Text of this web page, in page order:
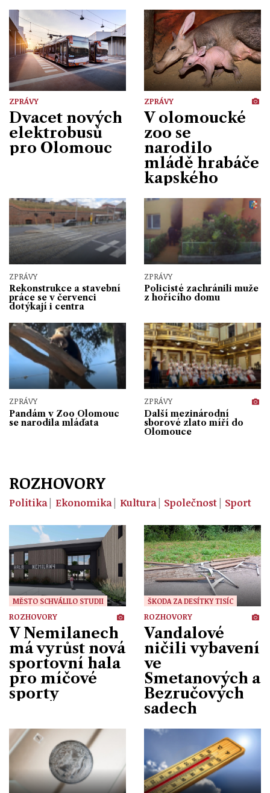
ZPRÁVY
Dvacet nových
elektrobusů
pro Olomouc
ZPRÁVY
V olomoucké
zoo se
narodilo
mládě hrabáče
kapského
ZPRÁVY
Rekonstrukce a stavební
práce se v červenci
dotýkají i centra
ZPRÁVY
Policisté zachránili muže
z hořícího domu
ZPRÁVY
Pandám v Zoo Olomouc
se narodila mláďata
ZPRÁVY
Další mezinárodní
sborové zlato míří do
Olomouce
ROZHOVORY
Politika Ekonomika Kultura Společnost Sport
MĚSTO SCHVÁLILO STUDII
ROZHOVORY
V Nemilanech
má vyrůst nová
sportovní hala
pro míčové
sporty
ŠKODA ZA DESÍTKY TISÍC
ROZHOVORY
Vandalové
ničili vybavení
ve
Smetanových a
Bezručových
sadech